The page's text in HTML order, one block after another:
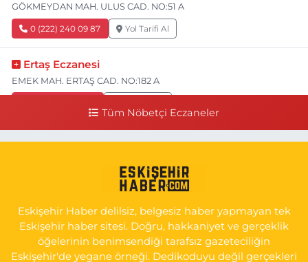
GÖKMEYDAN MAH. ULUS CAD. NO:51 A
0 (222) 240 09 87 Yol Tarifi Al
Ertaş Eczanesi
EMEK MAH. ERTAŞ CAD. NO:182 A
YAN SOKAĞI POLİKLİNİK KAPISI TAM KARŞISI I
Yol Tarifi Al
Tüm Nöbetçi Eczaneler
Eskişehir Haber delilsiz, belgesiz haber yapmayan tek
Eskişehir haber sitesi. Doğru, hakkaniyet ve gerçeklik
öğelerinin benimsendiği tarafsız gazeteciliğin
Eskişehir'de yegane örneği. Dedikoduyu değil gerçekleri